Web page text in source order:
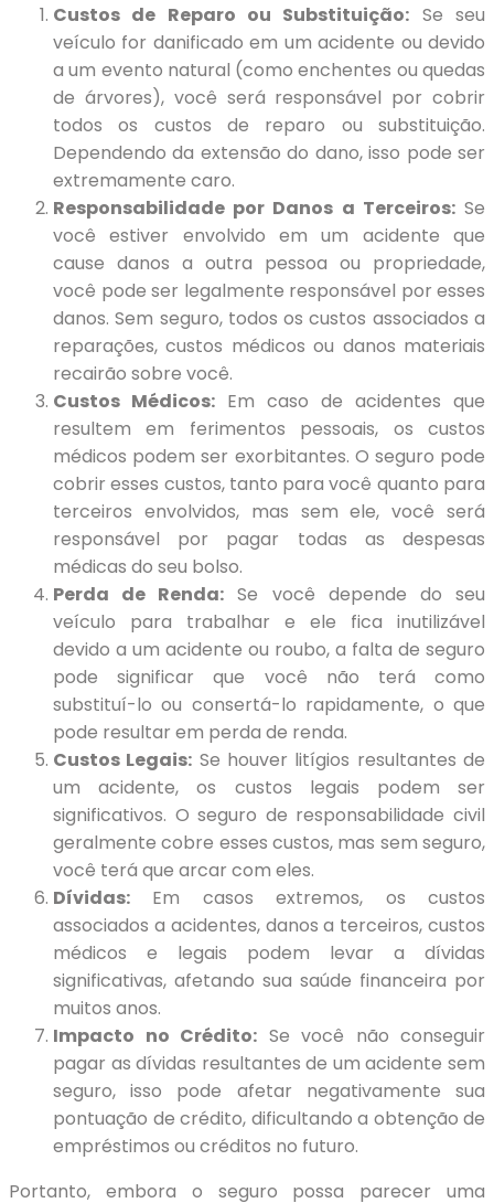
Custos de Reparo ou Substituição: Se seu
veículo for danificado em um acidente ou devido
a um evento natural (como enchentes ou quedas
de árvores), você será responsável por cobrir
todos os custos de reparo ou substituição.
Dependendo da extensão do dano, isso pode ser
extremamente caro.
Responsabilidade por Danos a Terceiros:Se
você estiver envolvido em um acidente que
cause danos a outra pessoa ou propriedade,
você pode ser legalmente responsável por esses
danos. Sem seguro, todos os custos associados a
reparações, custos médicos ou danos materiais
recairão sobre você.
Custos Médicos: Em caso de acidentes que
resultem em ferimentos pessoais, os custos
médicos podem ser exorbitantes. O seguro pode
cobrir esses custos, tanto para você quanto para
terceiros envolvidos, mas sem ele, você será
responsável por pagar todas as despesas
médicas do seu bolso.
Perda de Renda: Se você depende do seu
veículo para trabalhar e ele fica inutilizável
devido a um acidente ou roubo, a falta de seguro
pode significar que você não terá como
substituí-lo ou consertá-lo rapidamente, o que
pode resultar em perda de renda.
Custos Legais: Se houver litígios resultantes de
um acidente, os custos legais podem ser
significativos. O seguro de responsabilidade civil
geralmente cobre esses custos, mas sem seguro,
você terá que arcar com eles.
Dívidas: Em casos extremos, os custos
associados a acidentes, danos a terceiros, custos
médicos e legais podem levar a dívidas
significativas, afetando sua saúde financeira por
muitos anos.
Impacto no Crédito: Se você não conseguir
pagar as dívidas resultantes de um acidente sem
seguro, isso pode afetar negativamente sua
pontuação de crédito, dificultando a obtenção de
empréstimos ou créditos no futuro.
Portanto, embora o seguro possa parecer uma